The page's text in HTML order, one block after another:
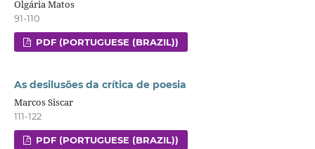
Olgária Matos
91-110
PDF (PORTUGUESE (BRAZIL))
As desilusões da crítica de poesia
Marcos Siscar
111-122
PDF (PORTUGUESE (BRAZIL))